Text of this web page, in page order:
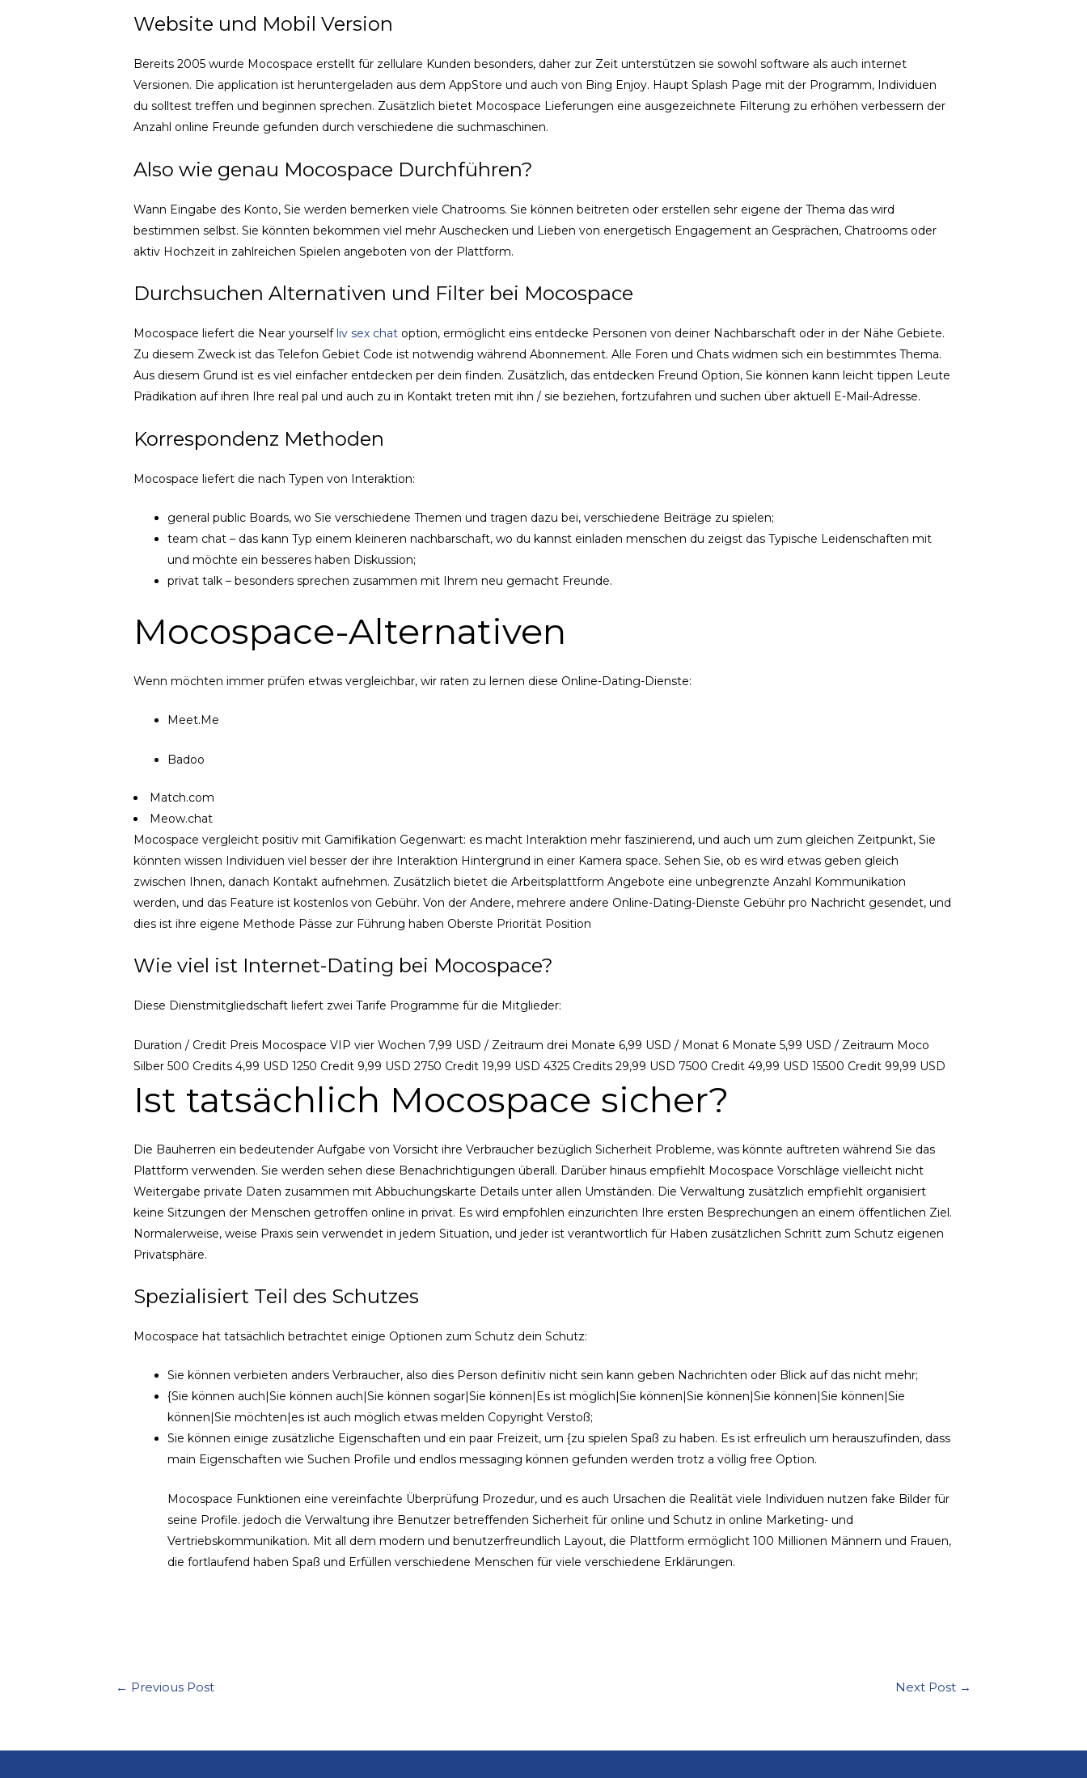
Website und Mobil Version
Bereits 2005 wurde Mocospace erstellt für zellulare Kunden besonders, daher zur Zeit unterstützen sie sowohl software als auch internet
Versionen. Die application ist heruntergeladen aus dem AppStore und auch von Bing Enjoy. Haupt Splash Page mit der Programm, Individuen
du solltest treffen und beginnen sprechen. Zusätzlich bietet Mocospace Lieferungen eine ausgezeichnete Filterung zu erhöhen verbessern der
Anzahl online Freunde gefunden durch verschiedene die suchmaschinen.
Also wie genau Mocospace Durchführen?
Wann Eingabe des Konto, Sie werden bemerken viele Chatrooms. Sie können beitreten oder erstellen sehr eigene der Thema das wird
bestimmen selbst. Sie könnten bekommen viel mehr Auschecken und Lieben von energetisch Engagement an Gesprächen, Chatrooms oder
aktiv Hochzeit in zahlreichen Spielen angeboten von der Plattform.
Durchsuchen Alternativen und Filter bei Mocospace
Mocospace liefert die Near yourself liv sex chat option, ermöglicht eins entdecke Personen von deiner Nachbarschaft oder in der Nähe Gebiete.
Zu diesem Zweck ist das Telefon Gebiet Code ist notwendig während Abonnement. Alle Foren und Chats widmen sich ein bestimmtes Thema.
Aus diesem Grund ist es viel einfacher entdecken per dein finden. Zusätzlich, das entdecken Freund Option, Sie können kann leicht tippen Leute
Prädikation auf ihren Ihre real pal und auch zu in Kontakt treten mit ihn / sie beziehen, fortzufahren und suchen über aktuell E-Mail-Adresse.
Korrespondenz Methoden
Mocospace liefert die nach Typen von Interaktion:
general public Boards, wo Sie verschiedene Themen und tragen dazu bei, verschiedene Beiträge zu spielen;
team chat – das kann Typ einem kleineren nachbarschaft, wo du kannst einladen menschen du zeigst das Typische Leidenschaften mit
und möchte ein besseres haben Diskussion;
privat talk – besonders sprechen zusammen mit Ihrem neu gemacht Freunde.
Mocospace-Alternativen
Wenn möchten immer prüfen etwas vergleichbar, wir raten zu lernen diese Online-Dating-Dienste:
Meet.Me
Badoo
Match.com
Meow.chat
Mocospace vergleicht positiv mit Gamifikation Gegenwart: es macht Interaktion mehr faszinierend, und auch um zum gleichen Zeitpunkt, Sie
könnten wissen Individuen viel besser der ihre Interaktion Hintergrund in einer Kamera space. Sehen Sie, ob es wird etwas geben gleich
zwischen Ihnen, danach Kontakt aufnehmen. Zusätzlich bietet die Arbeitsplattform Angebote eine unbegrenzte Anzahl Kommunikation
werden, und das Feature ist kostenlos von Gebühr. Von der Andere, mehrere andere Online-Dating-Dienste Gebühr pro Nachricht gesendet, und
dies ist ihre eigene Methode Pässe zur Führung haben Oberste Priorität Position
Wie viel ist Internet-Dating bei Mocospace?
Diese Dienstmitgliedschaft liefert zwei Tarife Programme für die Mitglieder:
Duration / Credit Preis Mocospace VIP vier Wochen 7,99 USD / Zeitraum drei Monate 6,99 USD / Monat 6 Monate 5,99 USD / Zeitraum Moco
Silber 500 Credits 4,99 USD 1250 Credit 9,99 USD 2750 Credit 19,99 USD 4325 Credits 29,99 USD 7500 Credit 49,99 USD 15500 Credit 99,99 USD
Ist tatsächlich Mocospace sicher?
Die Bauherren ein bedeutender Aufgabe von Vorsicht ihre Verbraucher bezüglich Sicherheit Probleme, was könnte auftreten während Sie das
Plattform verwenden. Sie werden sehen diese Benachrichtigungen überall. Darüber hinaus empfiehlt Mocospace Vorschläge vielleicht nicht
Weitergabe private Daten zusammen mit Abbuchungskarte Details unter allen Umständen. Die Verwaltung zusätzlich empfiehlt organisiert
keine Sitzungen der Menschen getroffen online in privat. Es wird empfohlen einzurichten Ihre ersten Besprechungen an einem öffentlichen Ziel.
Normalerweise, weise Praxis sein verwendet in jedem Situation, und jeder ist verantwortlich für Haben zusätzlichen Schritt zum Schutz eigenen
Privatsphäre.
Spezialisiert Teil des Schutzes
Mocospace hat tatsächlich betrachtet einige Optionen zum Schutz dein Schutz:
Sie können verbieten anders Verbraucher, also dies Person definitiv nicht sein kann geben Nachrichten oder Blick auf das nicht mehr;
{Sie können auch|Sie können auch|Sie können sogar|Sie können|Es ist möglich|Sie können|Sie können|Sie können|Sie können|Sie
können|Sie möchten|es ist auch möglich etwas melden Copyright Verstoß;
Sie können einige zusätzliche Eigenschaften und ein paar Freizeit, um {zu spielen Spaß zu haben. Es ist erfreulich um herauszufinden, dass
main Eigenschaften wie Suchen Profile und endlos messaging können gefunden werden trotz a völlig free Option.
Mocospace Funktionen eine vereinfachte Überprüfung Prozedur, und es auch Ursachen die Realität viele Individuen nutzen fake Bilder für
seine Profile. jedoch die Verwaltung ihre Benutzer betreffenden Sicherheit für online und Schutz in online Marketing- und
Vertriebskommunikation. Mit all dem modern und benutzerfreundlich Layout, die Plattform ermöglicht 100 Millionen Männern und Frauen,
die fortlaufend haben Spaß und Erfüllen verschiedene Menschen für viele verschiedene Erklärungen.
← Previous Post Next Post →